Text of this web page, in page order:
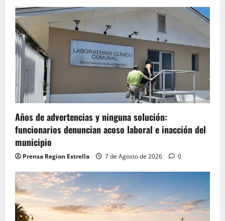
Años de advertencias y ninguna solución:
funcionarios denuncian acoso laboral e inacción del
municipio
Prensa Region Estrella 7 de Agosto de 2026 0